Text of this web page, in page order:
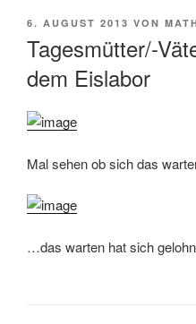
VERÖFFENTLICHT
6. AUGUST 2013 VON
Tagesmütter/-
dem Eislabor
Mal sehen ob sich das
…das warten hat sich